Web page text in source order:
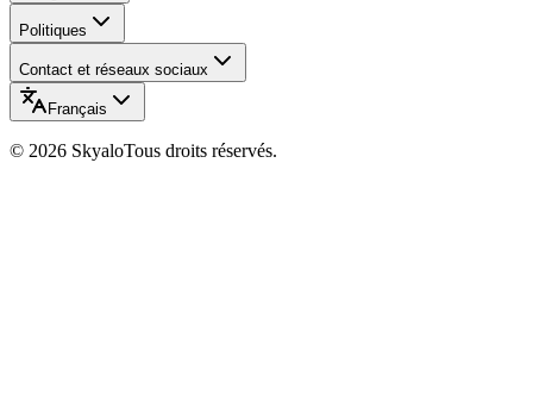
Politiques
Contact et réseaux sociaux
Français
© 2026 SkyaloTous droits réservés.